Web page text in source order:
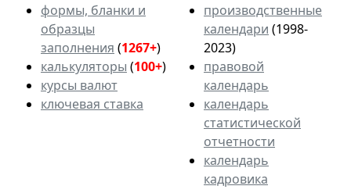
формы, бланки и
образцы
заполнения (1267+)
калькуляторы (100+)
курсы валют
ключевая ставка
производственные
календари (1998-
2023)
правовой
календарь
календарь
статистической
отчетности
календарь
кадровика